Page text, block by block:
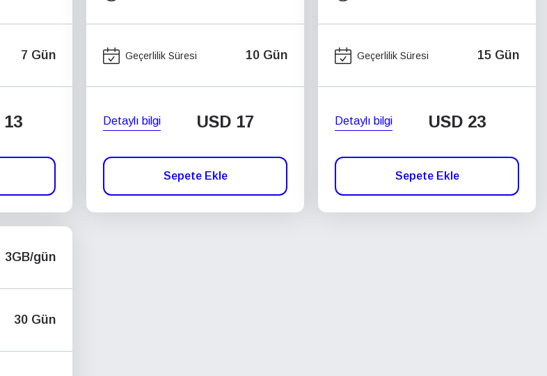
7 Gün
13
Geçerlilik Süresi 10 Gün
Detaylı bilgi USD 17
Sepete Ekle
Geçerlilik Süresi 15 Gün
Detaylı bilgi USD 23
Sepete Ekle
3GB/gün
30 Gün